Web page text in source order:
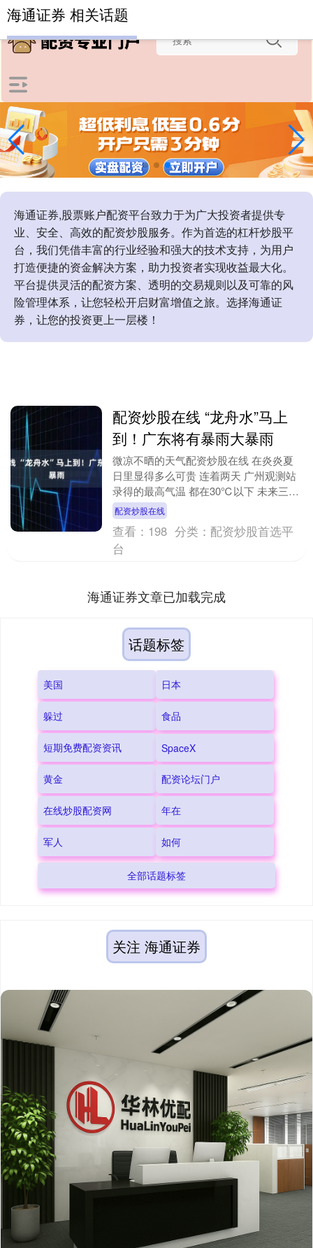
-->
海通证券,股票账户配资平台致力于为广大投资者提供专
业、安全、高效的配资炒股服务。作为首选的杠杆炒股平
台，我们凭借丰富的行业经验和强大的技术支持，为用户
打造便捷的资金解决方案，助力投资者实现收益最大化。
平台提供灵活的配资方案、透明的交易规则以及可靠的风
险管理体系，让您轻松开启财富增值之旅。选择海通证
券，让您的投资更上一层楼！
海通证券 相关话题
配资炒股在线 “龙舟水”马上
到！广东将有暴雨大暴雨
微凉不晒的天气配资炒股在线 在炎炎夏
日里显得多么可贵 连着两天 广州观测站
录得的最高气温 都在30℃以下 未来三
天“龙舟水”渐渐发力 图/广州日报新花城
记者：吴....
配资炒股在线
查看： 198 分类： 配资炒股首选平
台
海通证券文章已加载完成
话题标签
美国 日本
躲过 食品
短期免费配资资讯 SpaceX
黄金 配资论坛门户
在线炒股配资网 年在
军人 如何
全部话题标签
关注 海通证券